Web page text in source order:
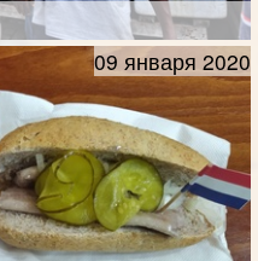
09 января 2020